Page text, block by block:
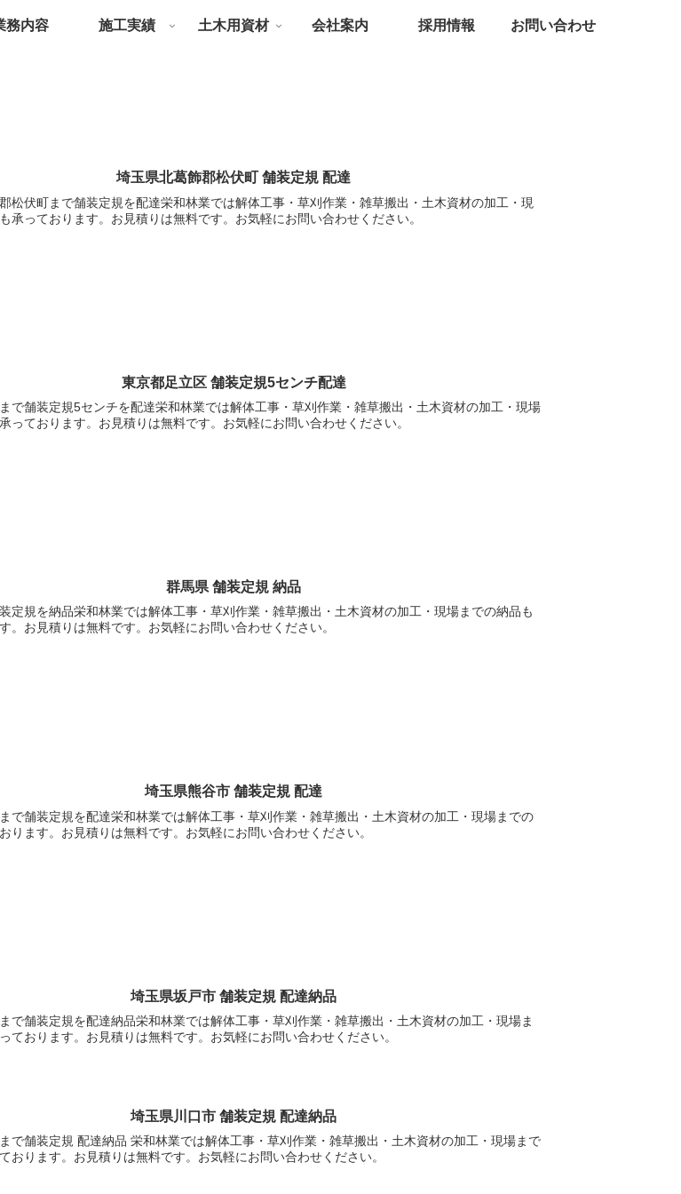
務内容 施工実績 土木用資材 会社案内 採用情報 お問い合わせ
埼玉県北葛飾郡松伏町 舗装定規 配達
松伏町まで舗装定規を配達栄和林業では解体工事・草刈作業・雑草搬出・土木資材の加工・現
承っております。お見積りは無料です。お気軽にお問い合わせください。
東京都足立区 舗装定規5センチ配達
で舗装定規5センチを配達栄和林業では解体工事・草刈作業・雑草搬出・土木資材の加工・現場
っております。お見積りは無料です。お気軽にお問い合わせください。
群馬県 舗装定規 納品
定規を納品栄和林業では解体工事・草刈作業・雑草搬出・土木資材の加工・現場までの納品も
。お見積りは無料です。お気軽にお問い合わせください。
埼玉県熊谷市 舗装定規 配達
で舗装定規を配達栄和林業では解体工事・草刈作業・雑草搬出・土木資材の加工・現場までの
ります。お見積りは無料です。お気軽にお問い合わせください。
埼玉県坂戸市 舗装定規 配達納品
で舗装定規を配達納品栄和林業では解体工事・草刈作業・雑草搬出・土木資材の加工・現場ま
ております。お見積りは無料です。お気軽にお問い合わせください。
埼玉県川口市 舗装定規 配達納品
で舗装定規 配達納品 栄和林業では解体工事・草刈作業・雑草搬出・土木資材の加工・現場まで
おります。お見積りは無料です。お気軽にお問い合わせください。